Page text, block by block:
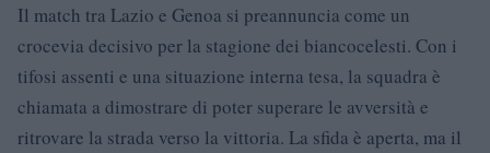
Il match tra Lazio e Genoa si preannuncia come un
crocevia decisivo per la stagione dei biancocelesti. Con i
tifosi assenti e una situazione interna tesa, la squadra è
chiamata a dimostrare di poter superare le avversità e
ritrovare la strada verso la vittoria. La sfida è aperta, ma il